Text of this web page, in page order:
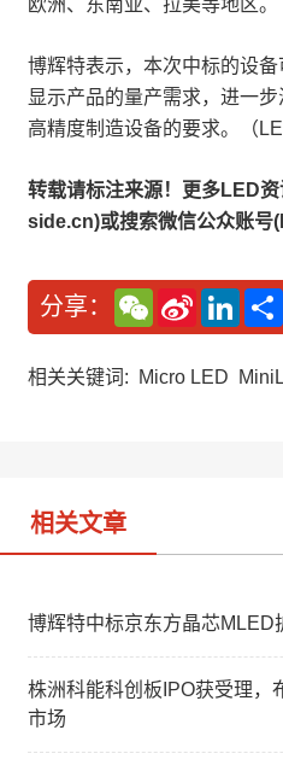
欧洲、东南亚、拉美等地区。
博辉特表示，本次中标的设
显示产品的量产需求，进一
高精度制造设备的要求。（
转载请标注来源！更多LED
side.cn)或搜索微信公众账号
分享：
W
e
C
a
S
n
W
L
n
e
相关关键词: Micro LED
相关文章
博辉特中标京东方晶芯MLED
株洲科能科创板IPO获受理，
市场